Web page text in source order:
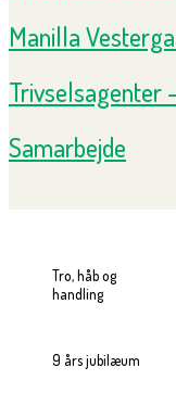
Manilla
Trivselsagenter
Samarbejde
Tro, håb og
handling
9 års jubilæum